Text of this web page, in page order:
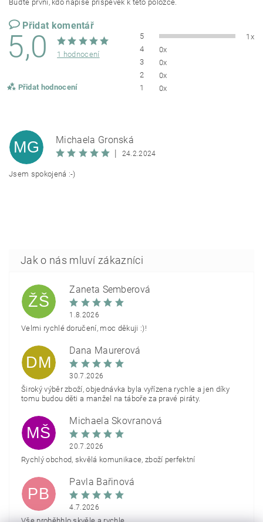
Buďte první, kdo napíše příspěvek k této položce.
Přidat komentář
5,0 1 hodnocení
Přidat hodnocení
5
1x
4
0x
3
0x
2
0x
1
0x
MG
Michaela Gronská
24.2.2024
Jsem spokojená :-)
ŽŠ
Žaneta Šemberová
1.8.2026
Velmi rychlé doručení, moc děkuji :)!
DM
Dana Maurerová
30.7.2026
Široký výběr zboží, objednávka byla vyřízena rychle a jen díky
tomu budou děti a manžel na táboře za pravé piráty.
MŠ
Michaela Škovranová
20.7.2026
Rychlý obchod, skvělá komunikace, zboží perfektní
PB
Pavla Bařinová
4.7.2026